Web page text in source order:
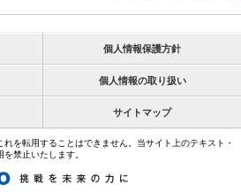
個人情報保護方針
個人情報の取り扱い
サイトマップ
を転用することはできません。当サイト上のテキスト・
禁止いたします。